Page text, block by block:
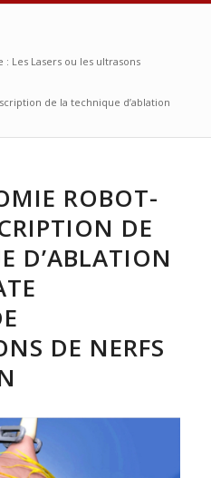
Les Lasers ou les ultrasons
de la technique d’ablation
ROBOT-
DE
D’ABLATION
DE NERFS